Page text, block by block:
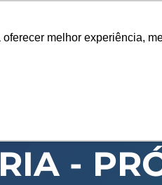
melhor experiência,
-